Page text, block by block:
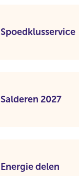
Spoedklusservice
Salderen 2027
Energie delen